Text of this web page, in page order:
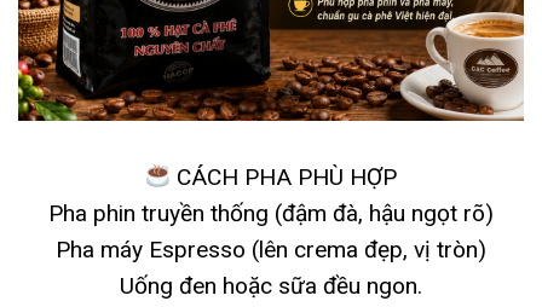
CÁCH PHA PHÙ HỢP
Pha phin truyền thống (đậm đà, hậu ngọt rõ)
Pha máy Espresso (lên crema đẹp, vị tròn)
Uống đen hoặc sữa đều ngon.